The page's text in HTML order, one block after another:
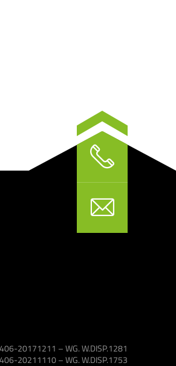
20171211 – WG. W.DISP.1281
20211110 – WG. W.DISP.1753